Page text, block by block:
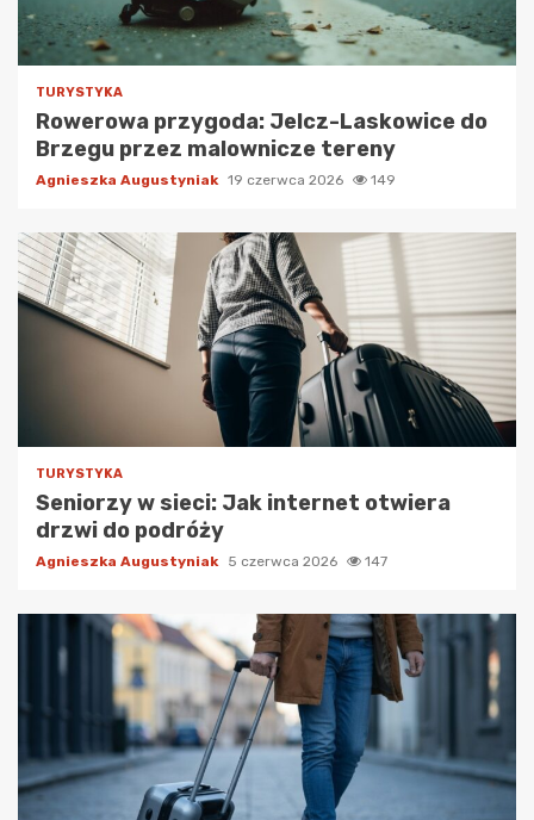
TURYSTYKA
Rowerowa przygoda: Jelcz-Laskowice do
Brzegu przez malownicze tereny
Agnieszka Augustyniak 19 czerwca 2026 149
TURYSTYKA
Seniorzy w sieci: Jak internet otwiera
drzwi do podróży
Agnieszka Augustyniak 5 czerwca 2026 147